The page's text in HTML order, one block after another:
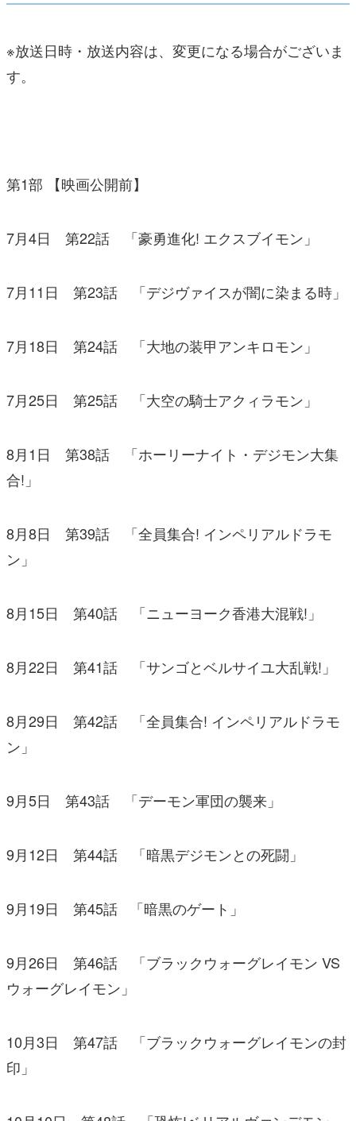
※放送日時・放送内容は、変更になる場合がございま
す。
第1部 【映画公開前】
7月4日 第22話 「豪勇進化! エクスブイモン」
7月11日 第23話 「デジヴァイスが闇に染まる時」
7月18日 第24話 「大地の装甲アンキロモン」
7月25日 第25話 「大空の騎士アクィラモン」
8月1日 第38話 「ホーリーナイト・デジモン大集
合!」
8月8日 第39話 「全員集合! インペリアルドラモ
ン」
8月15日 第40話 「ニューヨーク香港大混戦!」
8月22日 第41話 「サンゴとベルサイユ大乱戦!」
8月29日 第42話 「全員集合! インペリアルドラモ
ン」
9月5日 第43話 「デーモン軍団の襲来」
9月12日 第44話 「暗黒デジモンとの死闘」
9月19日 第45話 「暗黒のゲート」
9月26日 第46話 「ブラックウォーグレイモン VS
ウォーグレイモン」
10月3日 第47話 「ブラックウォーグレイモンの封
印」